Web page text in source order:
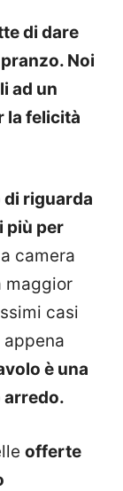
di dare
Noi
ad un
la felicità
di riguarda
più per
camera
maggior
casi
appena
è una
arredo.
offerte